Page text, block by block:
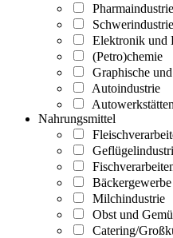
Pharmaindustrie
Elektronik und
(Petro)chemie
Graphische
Autoindustrie
Autowerkstätten
Nahrungsmittel
Milchindustrie
Obst und
Catering/